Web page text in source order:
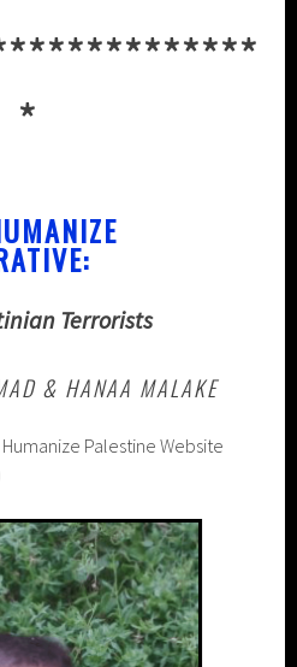
*
Terrorists
& HANAA MALAKE
Palestine Website